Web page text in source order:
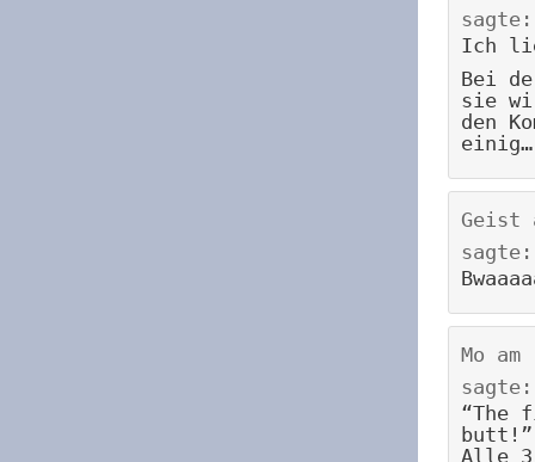
sagte:
Ich
Bei
sie
den
Geist
sagte:
Mo am
sagte:
“The
butt!”
Alle